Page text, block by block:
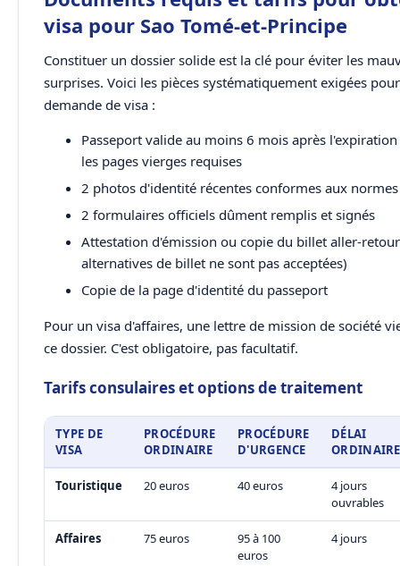
visa pour Sao Tomé-et-Principe
Constituer un dossier solide est la clé pour éviter les
surprises. Voici les pièces systématiquement exigées
demande de visa :
Passeport valide au moins 6 mois après
les pages vierges requises
2 photos d'identité récentes conformes aux normes
2 formulaires officiels dûment remplis et signés
Attestation d'émission ou copie du billet aller-
alternatives de billet ne sont pas acceptées)
Copie de la page d'identité du passeport
Pour un visa d'affaires, une lettre de mission de société
ce dossier. C'est obligatoire, pas facultatif.
Tarifs consulaires et options de traitement
TYPE DE
VISA
PROCÉDURE
ORDINAIRE
PROCÉDURE
D'URGENCE
DÉLAI
ORDINAIRE
Touristique 20 euros 40 euros
4 jours
ouvrables
Affaires 75 euros
95 à 100
euros
4 jours